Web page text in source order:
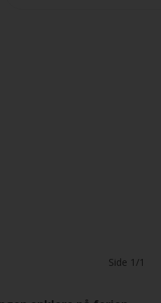
Side 1/1